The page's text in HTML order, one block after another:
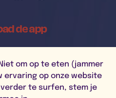
om op te eten (jammer
ervaring op onze website
te surfen, stem je
de app